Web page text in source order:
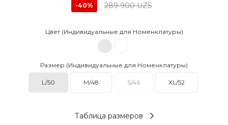
-40% 289 900 UZS
Цвет (Индивидуальные для Номенклатуры)
Размер (Индивидуальные для Номенклатуры)
L/50 M/48 S/46 XL/52
Таблица размеров